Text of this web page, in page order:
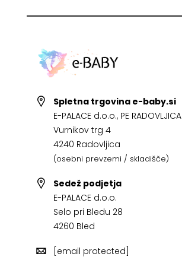
Spletna trgovina e-baby.si
E-PALACE d.o.o., PE RADOVLJICA
Vurnikov trg 4
4240 Radovljica
(osebni prevzemi / skladišče)
Sedež podjetja
E-PALACE d.o.o.
Selo pri Bledu 28
4260 Bled
[email protected]